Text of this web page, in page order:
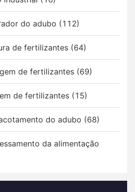
do adubo (112)
de fertilizantes (64)
de fertilizantes (69)
de fertilizantes (15)
do adubo (68)
da alimentação